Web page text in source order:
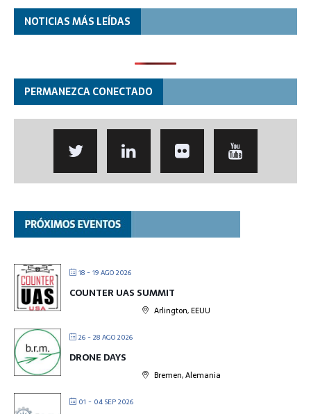
NOTICIAS MÁS LEÍDAS
PERMANEZCA CONECTADO
18 - 19 AGO 2026
COUNTER UAS SUMMIT
Arlington, EEUU
26 - 28 AGO 2026
DRONE DAYS
Bremen, Alemania
01 - 04 SEP 2026